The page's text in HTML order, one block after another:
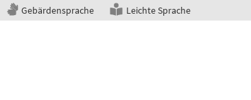
Gebärdensprache Leichte Sprache